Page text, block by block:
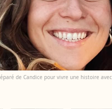
de Candice pour vivre une histoire